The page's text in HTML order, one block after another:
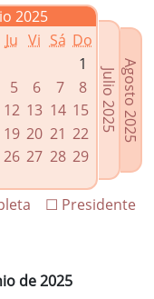
2025
Ju Vi Sá Do
1
5 6 7
8
12 13 14 15
19 20 21 22
26 27 28 29
Agosto 2025
Julio 2025
☐ Presidente
de 2025